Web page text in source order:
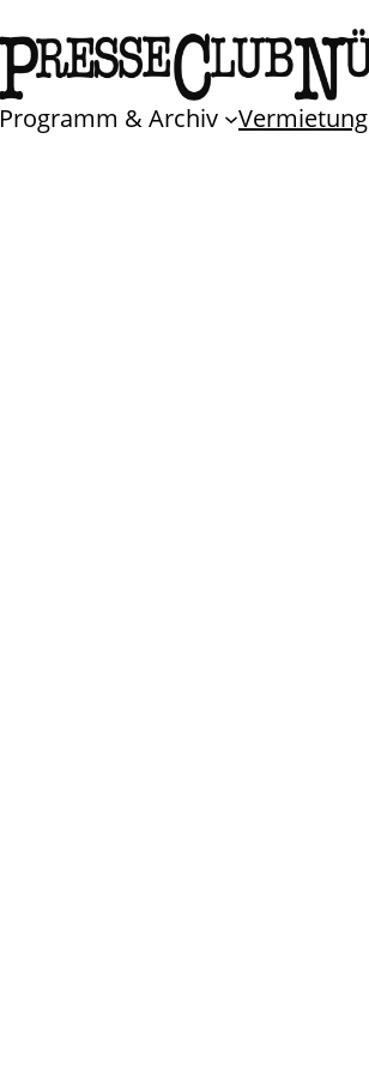
Programm & Archiv Vermietung